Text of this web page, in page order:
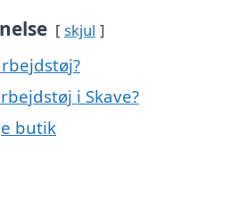
skjul
i Skave?
butik